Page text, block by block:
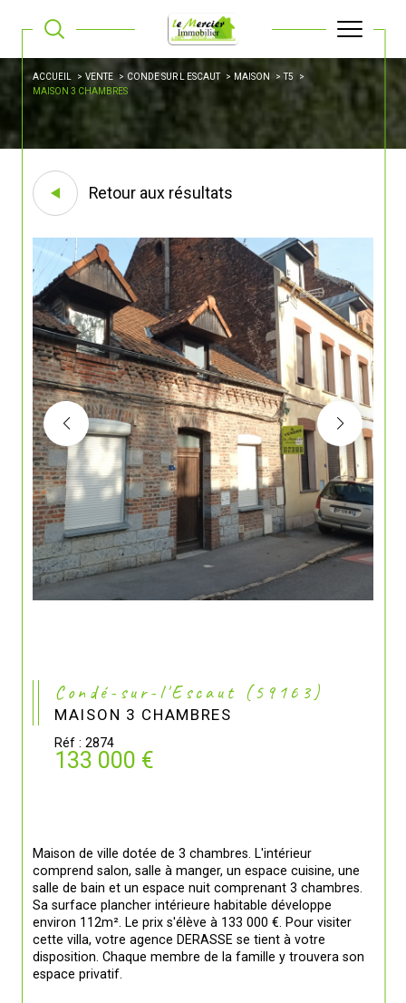
ACCUEIL VENTE CONDE SUR L ESCAUT MAISON
T5
MAISON 3 CHAMBRES
Retour aux résultats
Condé-sur-l'Escaut (59163)
MAISON 3 CHAMBRES
Réf : 2874
133 000 €
Maison de ville dotée de 3 chambres. L'intérieur
comprend salon, salle à manger, un espace cuisine, une
salle de bain et un espace nuit comprenant 3 chambres.
Sa surface plancher intérieure habitable développe
environ 112m². Le prix s'élève à 133 000 €. Pour visiter
cette villa, votre agence DERASSE se tient à votre
disposition. Chaque membre de la famille y trouvera son
espace privatif.